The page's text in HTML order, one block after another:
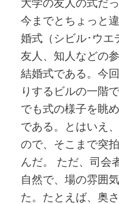
今までとちょっと
婚式（シビル･ウエ
友人、知人などの
結婚式である。今
りするビルの一階
でも式の様子を眺
である。とはいえ
ので、そこまで突
んだ。 ただ、司会
自然で、場の雰囲
た。たとえば、奥